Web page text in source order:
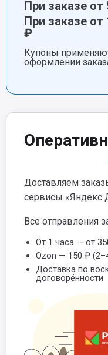
При заказе
При заказе
₽
Купоны
оформлении
Доставляем
сервисы «Яндекс
Все отправления
От 1 часа — от
Ozon — 150 ₽
Доставка по
договорённости